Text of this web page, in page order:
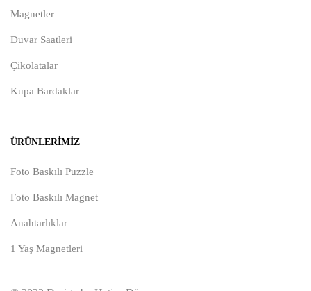
Magnetler
Duvar Saatleri
Çikolatalar
Kupa Bardaklar
ÜRÜNLERIMIZ
Foto Baskılı Puzzle
Foto Baskılı Magnet
Anahtarlıklar
1 Yaş Magnetleri